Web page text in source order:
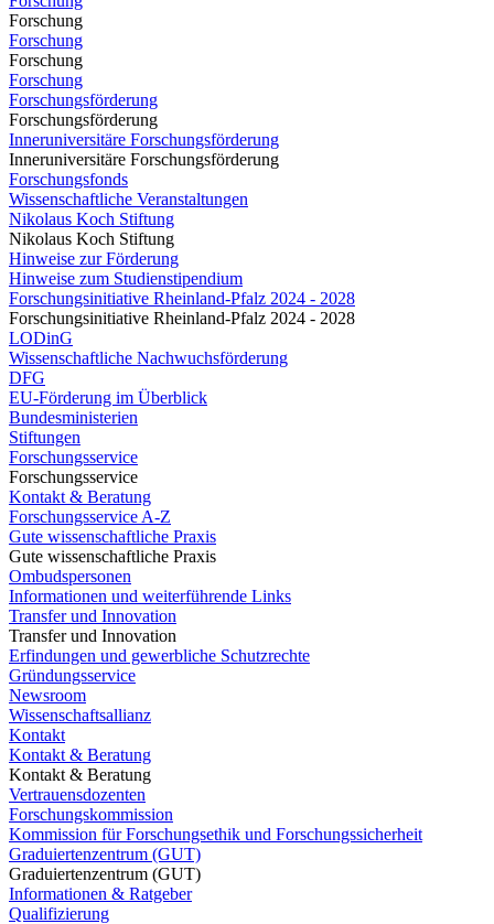
Forschung
Forschung
Forschung
Forschung
Forschungsförderung
Forschungsförderung
Inneruniversitäre Forschungsförderung
Inneruniversitäre Forschungsförderung
Forschungsfonds
Wissenschaftliche Veranstaltungen
Nikolaus Koch Stiftung
Nikolaus Koch Stiftung
Hinweise zur Förderung
Hinweise zum Studienstipendium
Forschungsinitiative Rheinland-Pfalz 2024 - 2028
Forschungsinitiative Rheinland-Pfalz 2024 - 2028
LODinG
Wissenschaftliche Nachwuchsförderung
DFG
EU-Förderung im Überblick
Bundesministerien
Stiftungen
Forschungsservice
Forschungsservice
Kontakt & Beratung
Forschungsservice A-Z
Gute wissenschaftliche Praxis
Gute wissenschaftliche Praxis
Ombudspersonen
Informationen und weiterführende Links
Transfer und Innovation
Transfer und Innovation
Erfindungen und gewerbliche Schutzrechte
Gründungsservice
Newsroom
Wissenschaftsallianz
Kontakt
Kontakt & Beratung
Kontakt & Beratung
Vertrauensdozenten
Forschungskommission
Kommission für Forschungsethik und Forschungssicherheit
Graduiertenzentrum (GUT)
Graduiertenzentrum (GUT)
Informationen & Ratgeber
Qualifizierung